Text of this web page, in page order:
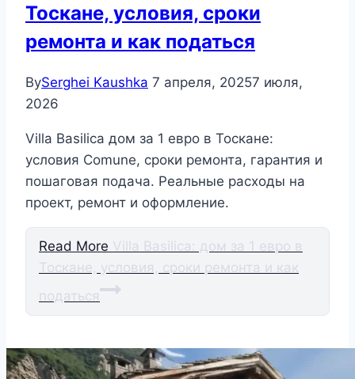
Тоскане, условия, сроки
ремонта и как податься
BySerghei Kaushka 7 апреля, 20257 июля,
2026
Villa Basilica дом за 1 евро в Тоскане:
условия Comune, сроки ремонта, гарантия и
пошаговая подача. Реальные расходы на
проект, ремонт и оформление.
Read More Villa Basilica: дом за 1 евро в
Тоскане, условия, сроки ремонта и как
податься